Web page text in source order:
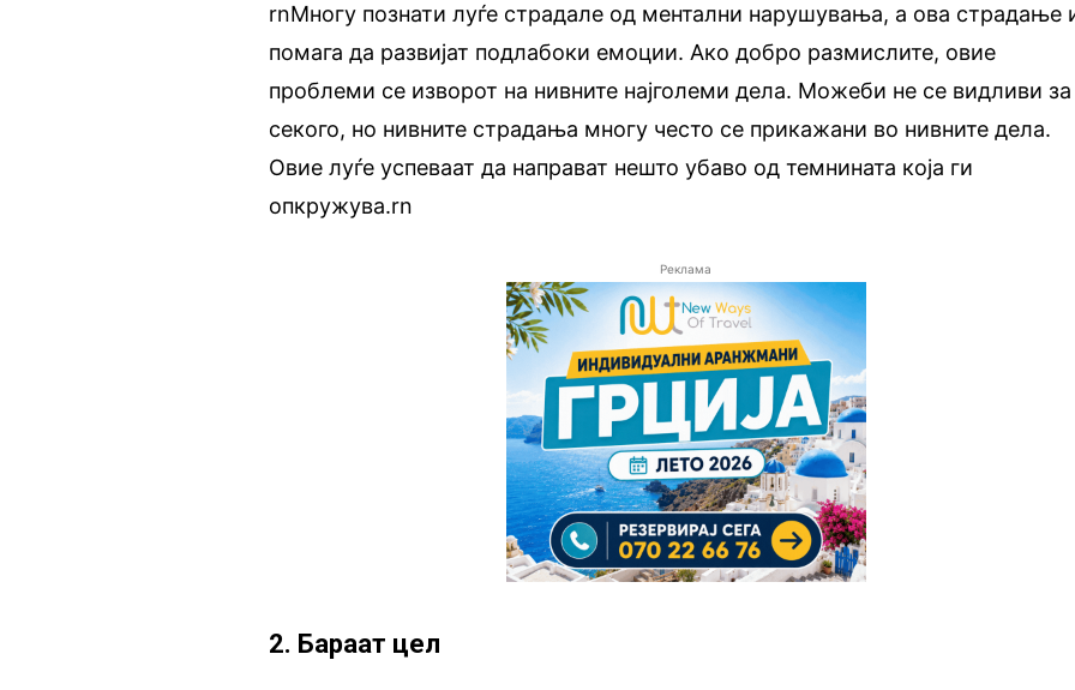
rnМногу познати луѓе страдале од ментални нарушувања, а ова страдање
помага да развијат подлабоки емоции. Ако добро размислите, овие
проблеми се изворот на нивните најголеми дела. Можеби не се видливи за
секого, но нивните страдања многу често се прикажани во нивните дела.
Овие луѓе успеваат да направат нешто убаво од темнината која ги
опкружува.rn
Реклама
2. Бараат цел